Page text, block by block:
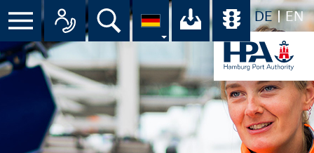
DE EN
Suche Ihr Download-